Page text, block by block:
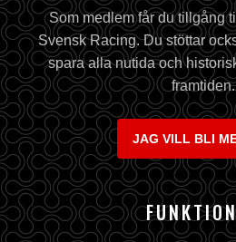
Som medlem får du tillgång
Svensk Racing. Du stöttar
spara alla nutida och
framtiden.
JAG VILL BLI